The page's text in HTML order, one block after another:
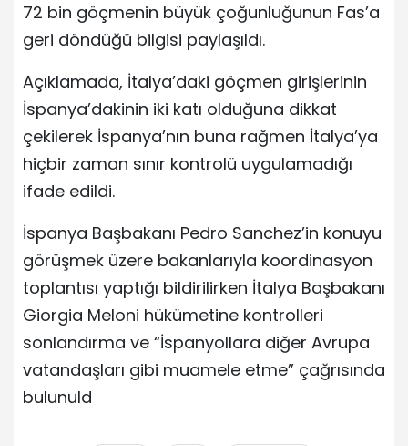
72 bin göçmenin büyük çoğunluğunun Fas’a
geri döndüğü bilgisi paylaşıldı.
Açıklamada, İtalya’daki göçmen girişlerinin
İspanya’dakinin iki katı olduğuna dikkat
çekilerek İspanya’nın buna rağmen İtalya’ya
hiçbir zaman sınır kontrolü uygulamadığı
ifade edildi.
İspanya Başbakanı Pedro Sanchez’in konuyu
görüşmek üzere bakanlarıyla koordinasyon
toplantısı yaptığı bildirilirken İtalya Başbakanı
Giorgia Meloni hükümetine kontrolleri
sonlandırma ve “İspanyollara diğer Avrupa
vatandaşları gibi muamele etme” çağrısında
bulunuld